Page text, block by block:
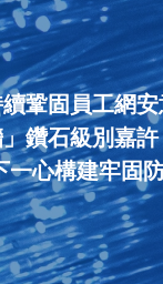
鞏固員工網
鑽石級別嘉
一心構建牢固